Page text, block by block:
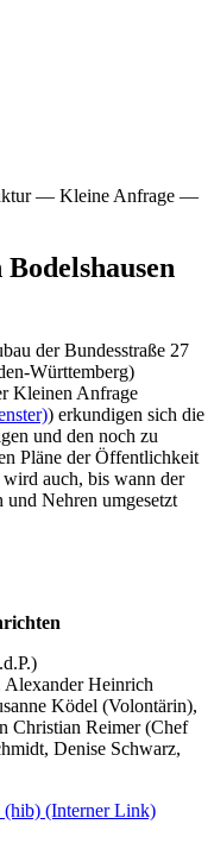
— Kleine Anfrage —
der Bundesstraße 27
Württemberg)
Kleinen Anfrage
) erkundigen sich die
und den noch zu
Pläne der Öffentlichkeit
auch, bis wann der
Nehren umgesetzt
Heinrich
Ködel (Volontärin),
Christian Reimer (Chef
Denise Schwarz,
(hib) (Interner Link)